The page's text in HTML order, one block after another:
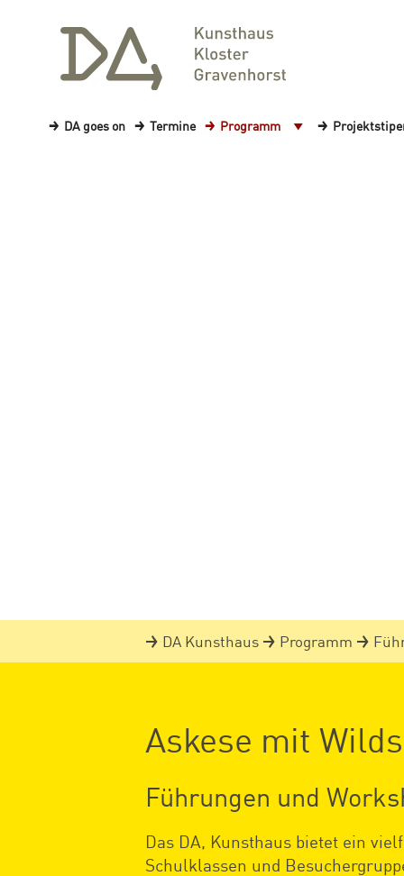
DA goes on Termine Programm
DA Kunsthaus Programm
Askese mit
Führungen und
Das DA, Kunsthaus bietet ein
Schulklassen und